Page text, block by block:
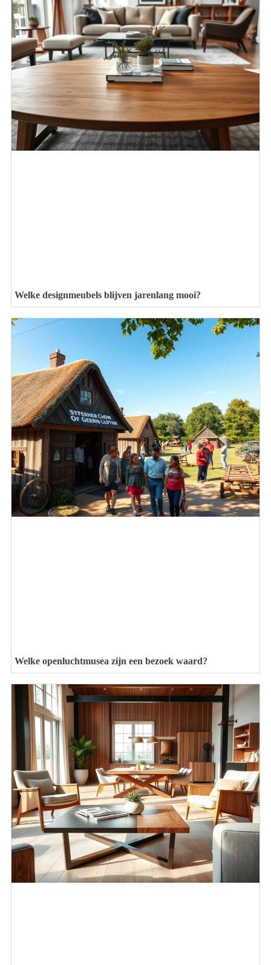
Welke designmeubels blijven jarenlang mooi?
Welke openluchtmusea zijn een bezoek waard?